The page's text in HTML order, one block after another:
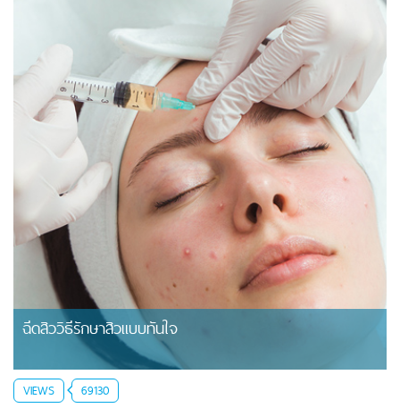
ฉีดสิววิธีรักษาสิวแบบทันใจ
VIEWS 69130